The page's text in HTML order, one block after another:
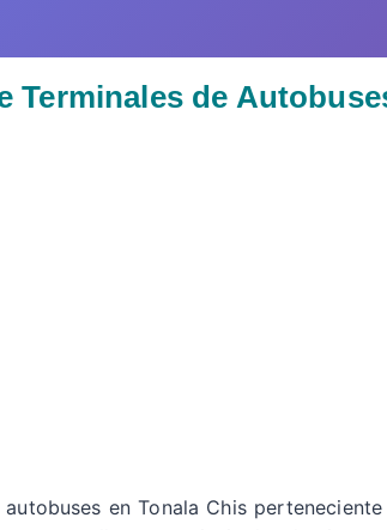
Terminales de
en Tonala Chis